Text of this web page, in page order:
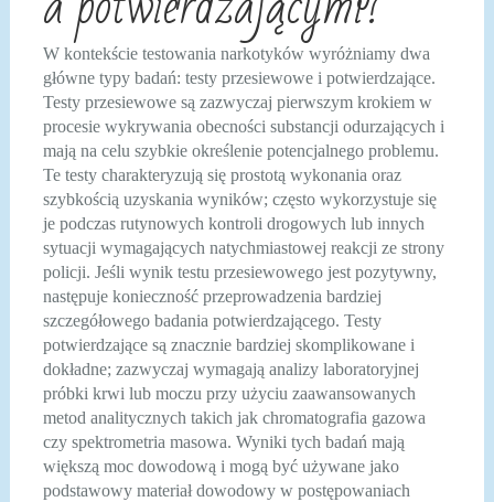
W kontekście testowania narkotyków wyróżniamy dwa
główne typy badań: testy przesiewowe i potwierdzające.
Testy przesiewowe są zazwyczaj pierwszym krokiem w
procesie wykrywania obecności substancji odurzających i
mają na celu szybkie określenie potencjalnego problemu.
Te testy charakteryzują się prostotą wykonania oraz
szybkością uzyskania wyników; często wykorzystuje się
je podczas rutynowych kontroli drogowych lub innych
sytuacji wymagających natychmiastowej reakcji ze strony
policji. Jeśli wynik testu przesiewowego jest pozytywny,
następuje konieczność przeprowadzenia bardziej
szczegółowego badania potwierdzającego. Testy
potwierdzające są znacznie bardziej skomplikowane i
dokładne; zazwyczaj wymagają analizy laboratoryjnej
próbki krwi lub moczu przy użyciu zaawansowanych
metod analitycznych takich jak chromatografia gazowa
czy spektrometria masowa. Wyniki tych badań mają
większą moc dowodową i mogą być używane jako
podstawowy materiał dowodowy w postępowaniach